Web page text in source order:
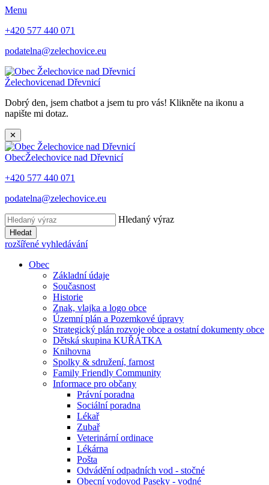
Menu
+420 577 440 071
podatelna@zelechovice.eu
Želechovicenad Dřevnicí
Dobrý den, jsem chatbot a jsem tu pro vás! Klikněte na ikonu a
napište mi dotaz.
✕
ObecŽelechovice nad Dřevnicí
+420 577 440 071
podatelna@zelechovice.eu
Hledaný výraz
Hledat
rozšířené vyhledávání
Obec
Základní údaje
Současnost
Historie
Znak, vlajka a logo obce
Územní plán a Pozemkové úpravy
Strategický plán rozvoje obce a ostatní dokumenty obce
Dětská skupina KUŘÁTKA
Knihovna
Spolky & sdružení, farnost
Family Friendly Community
Informace pro občany
Právní poradna
Sociální poradna
Lékař
Zubař
Veterinární ordinace
Lékárna
Pošta
Odvádění odpadních vod - stočné
Obecní vodovod Paseky - vodné